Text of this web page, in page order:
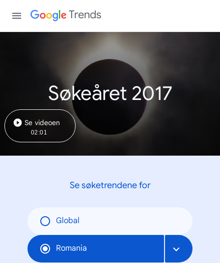
Trends
Søkeåret 2017
Se videoen
02:01
Se søketrendene for
Global
Romania